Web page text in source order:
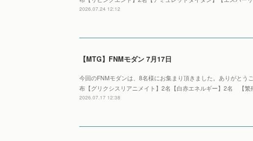
2026.07.24 12:12
【MTG】FNMモダン 7月17日
今回のFNMモダンは、8名様にお集まり頂きました。ありがと
布【グリクシスリアニメイト】2名【白赤エネルギー】2名 【繁
2026.07.17 12:38